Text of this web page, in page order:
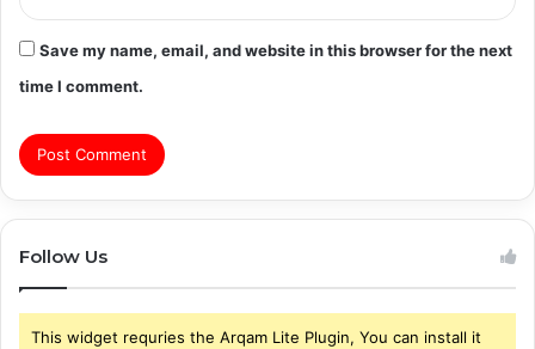
Save my name, email, and website in this browser for the next
time I comment.
Follow Us
This widget requries the Arqam Lite Plugin, You can install it